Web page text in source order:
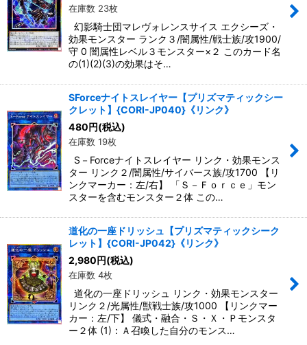
在庫数 23枚
幻影騎士団マレヴォレンスサイス エクシーズ・
効果モンスター ランク３/闇属性/戦士族/攻1900/
守 0 闇属性レベル３モンスター×２ このカード名
の(1)(2)(3)の効果はそ…
SForceナイトスレイヤー【プリズマティックシー
クレット】{CORI-JP040}《リンク》
480円(税込)
在庫数 19枚
S－Forceナイトスレイヤー リンク・効果モンス
ター リンク２/闇属性/サイバース族/攻1700 【リ
ンクマーカー：左/右】 「Ｓ－Ｆｏｒｃｅ」モン
スターを含むモンスター２体 この…
道化の一座ドリッシュ【プリズマティックシーク
レット】{CORI-JP042}《リンク》
2,980円(税込)
在庫数 4枚
道化の一座ドリッシュ リンク・効果モンスター
リンク２/光属性/獣戦士族/攻1000 【リンクマー
カー：左/下】 儀式・融合・Ｓ・Ｘ・Ｐモンスタ
ー２体 (1)：Ａ召喚した自分のモンス…